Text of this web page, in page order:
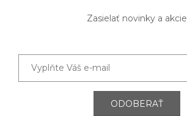
Zasielať novinky a akcie
ODOBERAŤ